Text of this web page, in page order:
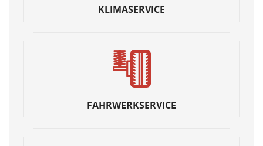
KLIMASERVICE
FAHRWERKSERVICE